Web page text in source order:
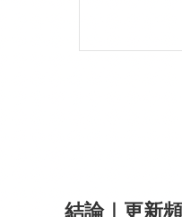
結論｜更新